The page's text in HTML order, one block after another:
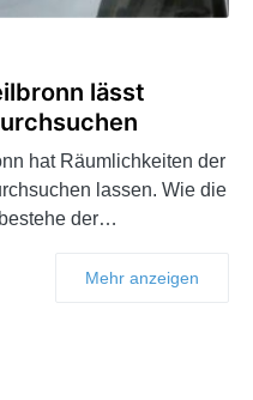
lässt
hat Räumlichkeiten der
lassen. Wie die
der…
Mehr anzeigen